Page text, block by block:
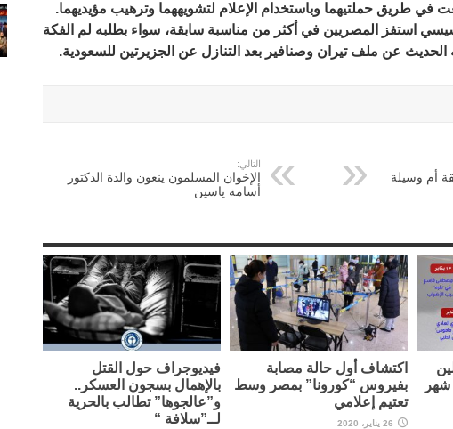
طريق حملتيهما وباستخدام الإعلام لتشويههما وترهيب مؤيديهما.
استفز المصريين في أكثر من مناسبة سابقة، سواء بطلبه لم الفكة
الحديث عن ملف تيران وصنافير بعد التنازل عن الجزيرتين للسعودية.
أم وسيلة
التالي:
الإخوان المسلمون ينعون والدة الدكتور
أسامة ياسين
معتقلين
اكتشاف أول حالة مصابة
بفيروس “كورونا” بمصر وسط
تعتيم إعلامي
26 يناير، 2020
فيديوجراف حول القتل
بالإهمال بسجون العسكر..
و”عالجوها” تطالب بالحرية
لــ”سلافة “